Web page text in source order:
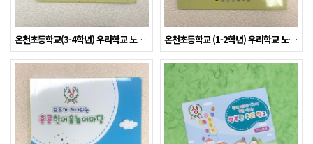
온천초등학교(3-4학년) 우리학교 노트 제작사례 온천초등학교 (1-2학년) 우리학교 노트 제작사례